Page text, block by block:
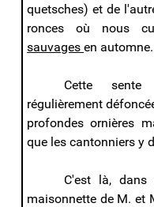
quetsches) et de
ronces où nous
sauvagesen automne.
Cette
régulièrement
profondes ornières
que les cantonniers y
C'est là,
maisonnette de M. et